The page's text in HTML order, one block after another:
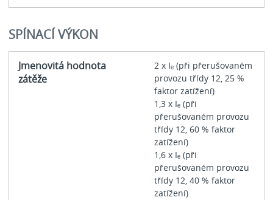
SPÍNACÍ VÝKON
Jmenovitá hodnota
zátěže
2 x Iₑ (při přerušovaném
provozu třídy 12, 25 %
faktor zatížení)
1,3 x Iₑ (při
přerušovaném provozu
třídy 12, 60 % faktor
zatížení)
1,6 x Iₑ (při
přerušovaném provozu
třídy 12, 40 % faktor
zatížení)